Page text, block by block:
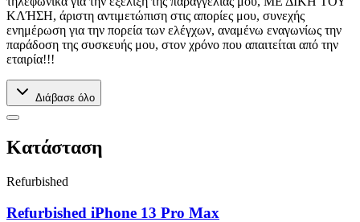
ΚΛΉΣΗ, άριστη αντιμετώπιση στις απορίες μου, συνεχής
ενημέρωση για την πορεία των ελέγχων, αναμένω εναγωνίως την
παράδοση της συσκευής μου, στον χρόνο που απαιτείται από την
εταιρία!!!
Διάβασε όλο
Kατάσταση
Refurbished
Refurbished iPhone 13 Pro Max